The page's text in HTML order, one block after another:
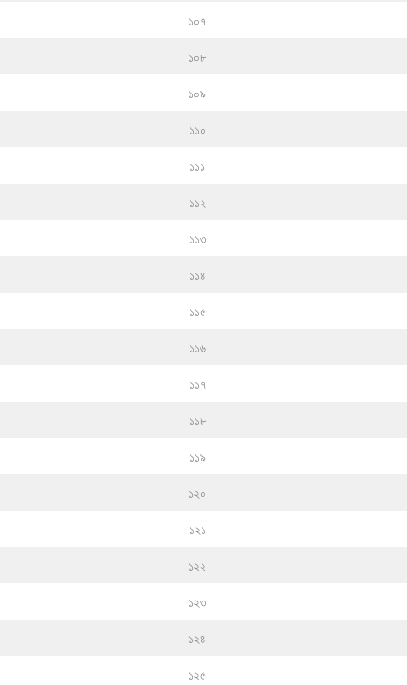
১০৭
১০৮
১০৯
১১০
১১১
১১২
১১৩
১১৪
১১৫
১১৬
১১৭
১১৮
১১৯
১২০
১২১
১২২
১২৩
১২৪
১২৫